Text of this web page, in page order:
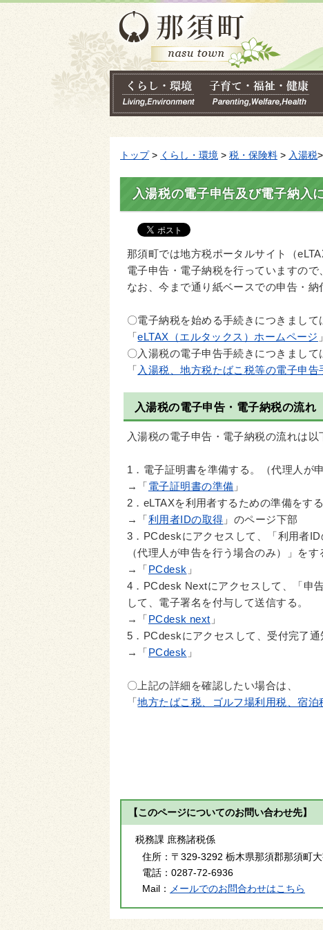
トップ> くらし・環境 > 税・保険料 > 入湯税
入湯税の電子申告及び電子納入
那須町では地方税ポータルサイト（
電子申告・電子納税を行っていますので
なお、今まで通り紙ベースでの申告・納
〇電子納税を始める手続きにつきまして
「eLTAX（エルタックス）ホームページ
〇入湯税の電子申告手続きにつきまして
「 入湯税、地方税たばこ税等の電子申
入湯税の電子申告・電子納税の流れ
入湯税の電子申告・電子納税の流れは以
1．電子証明書を準備する。（代理人が
→「 電子証明書の準備 」
2．eLTAXを利用者するための準備をする
→「 利用者IDの取得 」のページ下部
3．PCdeskにアクセスして、「利用者
（代理人が申告を行う場合のみ）」をす
→「 PCdesk 」
4．PCdesk Nextにアクセスして、「申
して、電子署名を付与して送信する。
→「 PCdesk next 」
5．PCdeskにアクセスして、受付完了
→「 PCdesk 」
〇上記の詳細を確認したい場合は、
「地方たばこ税、ゴルフ場利用税、宿
【このページについてのお問い合わせ先】
税務課 庶務諸税係
住所： 〒329-3292 栃木県那須郡那須町
電話： 0287-72-6936
Mail：
メールでのお問合わせはこちら